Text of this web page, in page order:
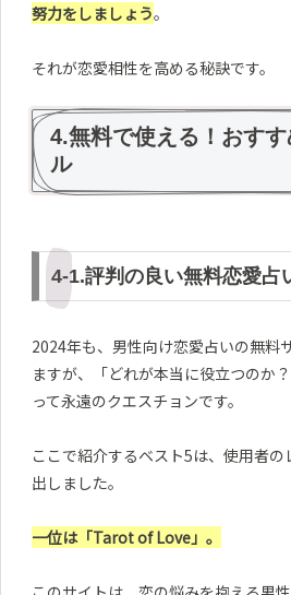
努力をしましょう。
それが恋愛相性を高める秘訣です。
4.無料で使える！おす
ル
4-1.評判の良い無料恋愛占
2024年も、男性向け恋愛占いの無料
ますが、「どれが本当に役立つのか
って永遠のクエスチョンです。
ここで紹介するベスト5は、使用者
出しました。
一位は「Tarot of Love」。